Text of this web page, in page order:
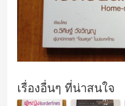
เรื่องอื่นๆ ที่น่าสนใจ